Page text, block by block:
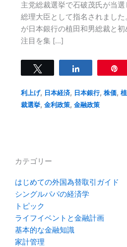
主党総裁選挙で石破茂氏が当
総理大臣として指名されまし
が日本銀行の植田和男総裁と
注目を集 […]
利上げ, 日本経済, 日本銀行, 株価,
裁選挙, 金利政策, 金融政策
カテゴリー
はじめての外国為替取引ガイド
シングルパパの経済学
トピック
ライフイベントと金融計画
基本的な金融知識
家計管理